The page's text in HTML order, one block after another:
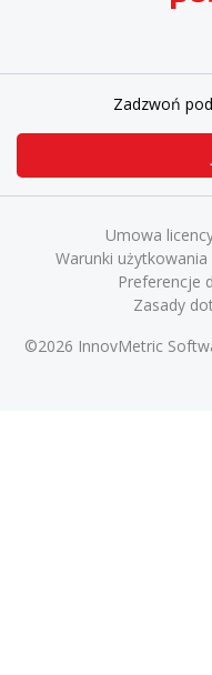
Zadzwoń
©2026 InnovMetric
Umowa
Warunki użytkowania
Preferencje
Zasady